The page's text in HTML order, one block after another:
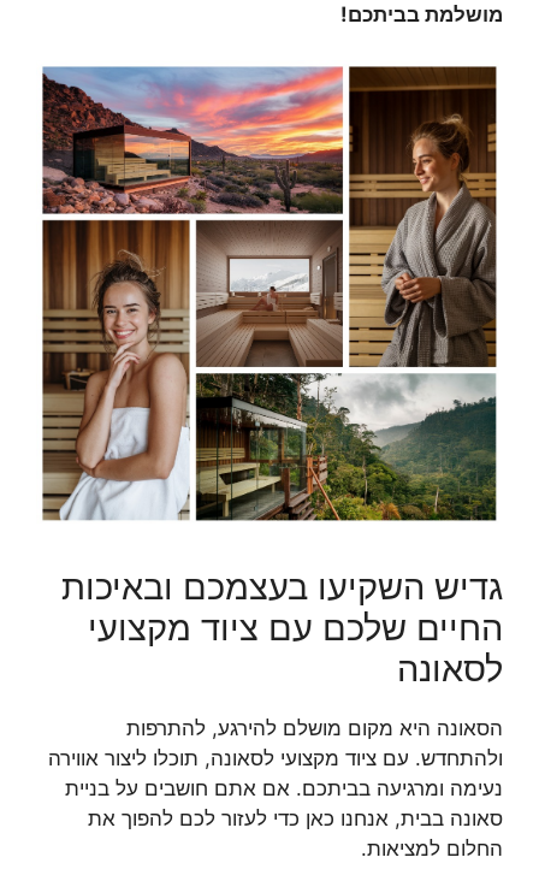
מושלמת בביתכם!
גדיש השקיעו בעצמכם ובאיכות
החיים שלכם עם ציוד מקצועי
לסאונה
הסאונה היא מקום מושלם להירגע, להתרפות
ולהתחדש. עם ציוד מקצועי לסאונה, תוכלו ליצור אווירה
נעימה ומרגיעה בביתכם. אם אתם חושבים על בניית
סאונה בבית, אנחנו כאן כדי לעזור לכם להפוך את
החלום למציאות.